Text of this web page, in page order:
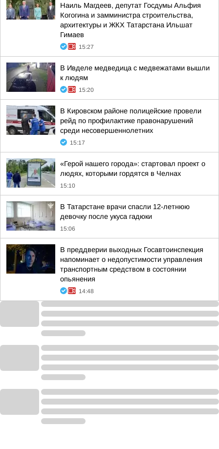
Наиль Магдеев, депутат Госдумы Альфия
Когогина и замминистра строительства,
архитектуры и ЖКХ Татарстана Ильшат
Гимаев
15:27
В Ивделе медведица с медвежатами вышли
к людям
15:20
В Кировском районе полицейские провели
рейд по профилактике правонарушений
среди несовершеннолетних
15:17
«Герой нашего города»: стартовал проект о
людях, которыми гордятся в Челнах
15:10
В Татарстане врачи спасли 12-летнюю
девочку после укуса гадюки
15:06
В преддверии выходных Госавтоинспекция
напоминает о недопустимости управления
транспортным средством в состоянии
опьянения
14:48